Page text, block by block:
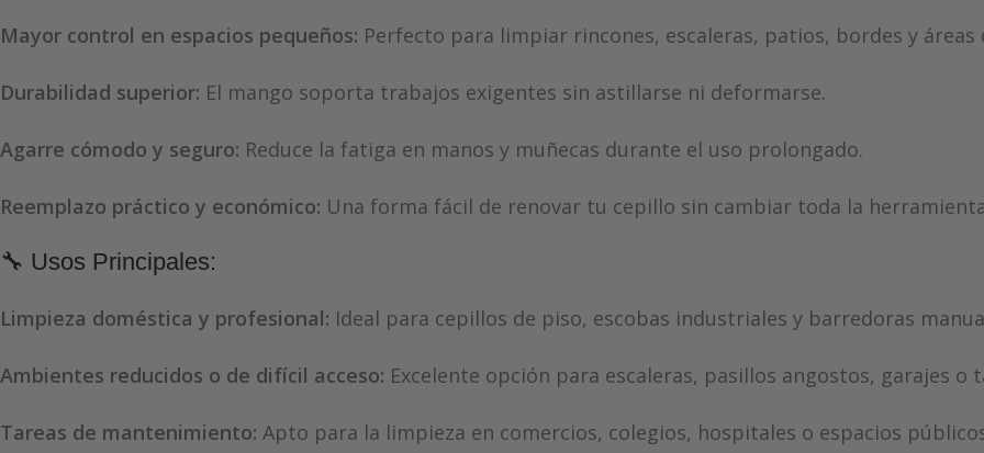
Mayor control en espacios pequeños: Perfecto para limpiar rincones, escaleras, patios, bordes y áreas
Durabilidad superior: El mango soporta trabajos exigentes sin astillarse ni deformarse.
Agarre cómodo y seguro: Reduce la fatiga en manos y muñecas durante el uso prolongado.
Reemplazo práctico y económico: Una forma fácil de renovar tu cepillo sin cambiar toda la
🔧 Usos Principales:
Limpieza doméstica y profesional: Ideal para cepillos de piso, escobas industriales y barredoras
Ambientes reducidos o de difícil acceso: Excelente opción para escaleras, pasillos angostos, garajes o
Tareas de mantenimiento: Apto para la limpieza en comercios, colegios, hospitales o espacios